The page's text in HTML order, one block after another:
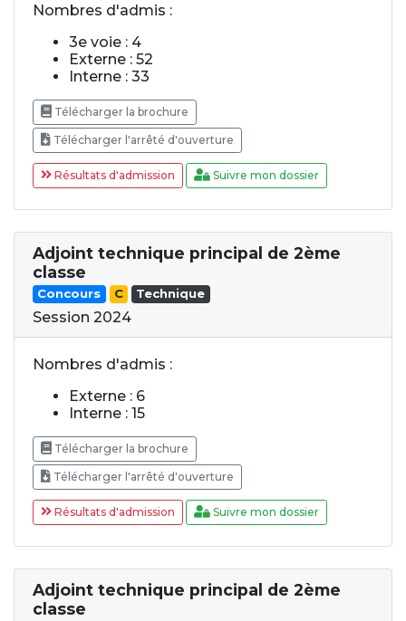
Nombres d'admis :
3e voie : 4
Externe : 52
Interne : 33
Télécharger la brochure
Télécharger l'arrêté d'ouverture
Résultats d'admission Suivre mon dossier
Adjoint technique principal de 2ème
classe
Concours C Technique
Session 2024
Nombres d'admis :
Externe : 6
Interne : 15
Télécharger la brochure
Télécharger l'arrêté d'ouverture
Résultats d'admission Suivre mon dossier
Adjoint technique principal de 2ème
classe